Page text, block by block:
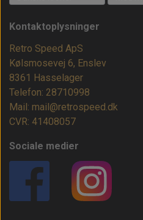
Kontaktoplysninger
Retro Speed ApS
Kølsmosevej 6, Enslev
8361 Hasselager
Telefon: 28710998
Mail: mail@retrospeed.dk
CVR: 41408057
Sociale medier